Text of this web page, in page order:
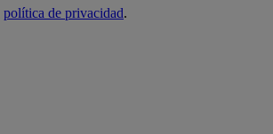
política de privacidad.